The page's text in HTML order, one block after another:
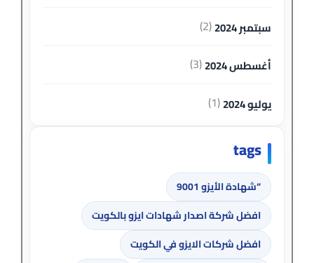
سبتمبر 2024 (2)
أغسطس 2024 (3)
يوليو 2024 (1)
tags
“شهادة الأيزو 9001
افضل شركة اصدار شهادات ايزو بالكويت
افضل شركات الايزو في الكويت